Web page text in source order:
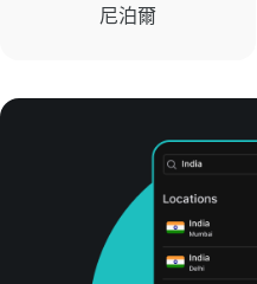
尼泊爾